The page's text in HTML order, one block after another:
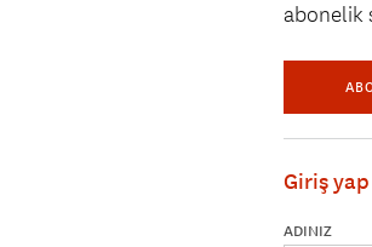
abonelik
Giriş yap
ADINIZ